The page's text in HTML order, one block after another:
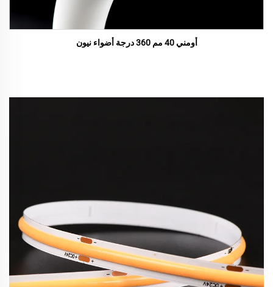
أومني 40 مم 360 درجة أضواء نيون